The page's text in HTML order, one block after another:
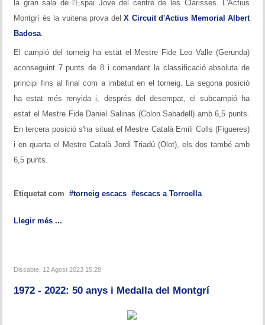
la gran sala de l'Espai Jove del centre de les Clarisses. L'Actius
Montgrí és la vuitena prova delX Circuit d'Actius Memorial Albert
Badosa
El campió del torneig ha estat el Mestre Fide Leo Valle (Gerunda)
aconseguint 7 punts de 8 i comandant la classificació absoluta de
principi fins al final com a imbatut en el torneig. La segona posició
ha estat més renyida i, després del desempat, el subcampió ha
estat el Mestre Fide Daniel Salinas (Colon Sabadell) amb 6,5 punts.
En tercera posició s'ha situat el Mestre Català Emili Colls (Figueres)
i en quarta el Mestre Català Jordi Triadú (Olot), els dos també amb
6,5 punts.
Etiquetat com torneig escacs escacs a Torroella
Llegir més ...
Dissabte, 12 Agost 2023 15:28
1972 - 2022: 50 anys i Medalla del Montgrí